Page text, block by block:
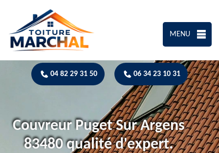
MENU
04 82 29 31 50 06 34 23 10 31
Couvreur Puget Sur Argens
83480 qualité d'expert.